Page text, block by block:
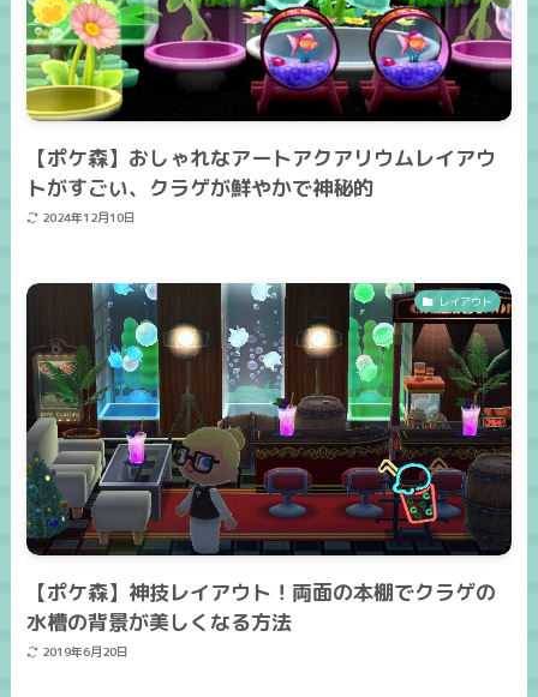
【ポケ森】おしゃれなアートアクアリウムレイアウ
トがすごい、クラゲが鮮やかで神秘的
2024年12月10日
レイアウト
【ポケ森】神技レイアウト！両面の本棚でクラゲの
水槽の背景が美しくなる方法
2019年6月20日